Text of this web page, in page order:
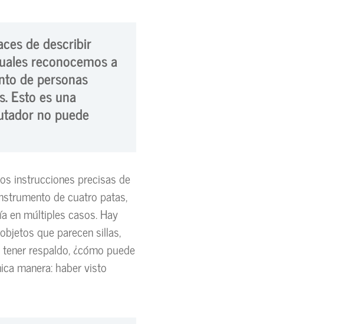
de describir
reconocemos a
de personas
. Esto es una
no puede
instrucciones precisas de
de cuatro patas,
en múltiples casos. Hay
que parecen sillas,
respaldo, ¿cómo puede
manera: haber visto